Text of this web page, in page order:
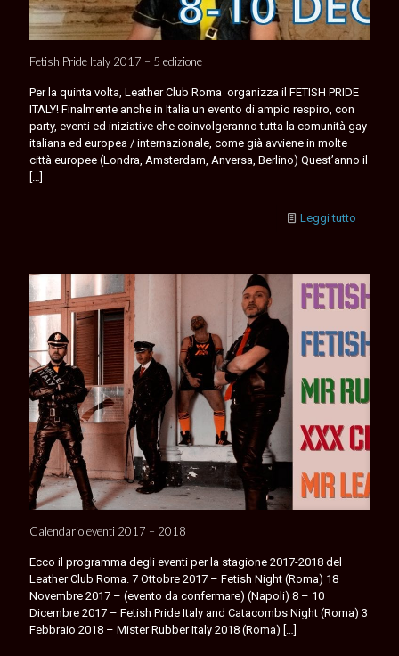
Fetish Pride Italy 2017 – 5 edizione
Per la quinta volta, Leather Club Roma organizza il FETISH PRIDE
ITALY! Finalmente anche in Italia un evento di ampio respiro, con
party, eventi ed iniziative che coinvolgeranno tutta la comunità gay
italiana ed europea / internazionale, come già avviene in molte
città europee (Londra, Amsterdam, Anversa, Berlino) Quest’anno il
Leggi tutto
Calendario eventi 2017 – 2018
Ecco il programma degli eventi per la stagione 2017-2018 del
Leather Club Roma. 7 Ottobre 2017 – Fetish Night (Roma) 18
Novembre 2017 – (evento da confermare) (Napoli) 8 – 10
Dicembre 2017 – Fetish Pride Italy and Catacombs Night (Roma) 3
Febbraio 2018 – Mister Rubber Italy 2018 (Roma) […]